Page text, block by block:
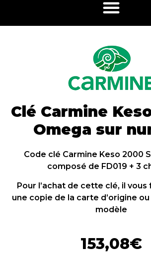
Clé Carmine
Omega sur
Code clé Carmine Keso 2000
composé de FD019 + 3
Pour l’achat de cette clé, il
une copie de la carte d’origine
modèle
153,08€